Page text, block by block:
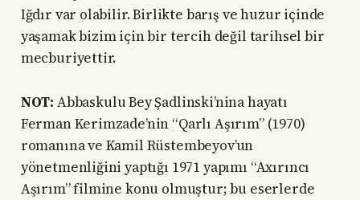
Iğdır var olabilir. Birlikte barış ve huzur içinde
yaşamak bizim için bir tercih değil tarihsel bir
mecburiyettir.
NOT: Abbaskulu Bey Şadlinski’nina hayatı
Ferman Kerimzade’nin “Qarlı Aşırım” (1970)
romanına ve Kamil Rüstembeyov’un
yönetmenliğini yaptığı 1971 yapımı “Axırıncı
Aşırım” filmine konu olmuştur; bu eserlerde